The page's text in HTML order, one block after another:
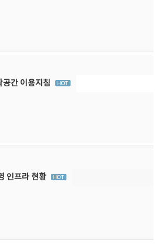
간 이용지침
인프라 현황